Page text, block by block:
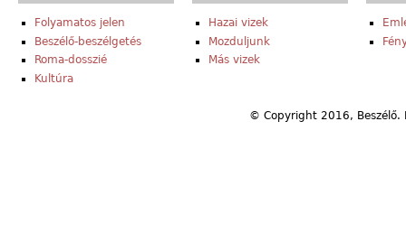
Folyamatos jelen
Beszélő-beszélgetés
Roma-dosszié
Kultúra
Hazai vizek
Mozduljunk
Más vizek
© Copyright 2016,